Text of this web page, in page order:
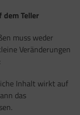
Teller
muss weder
Veränderungen
Inhalt wirkt auf
das